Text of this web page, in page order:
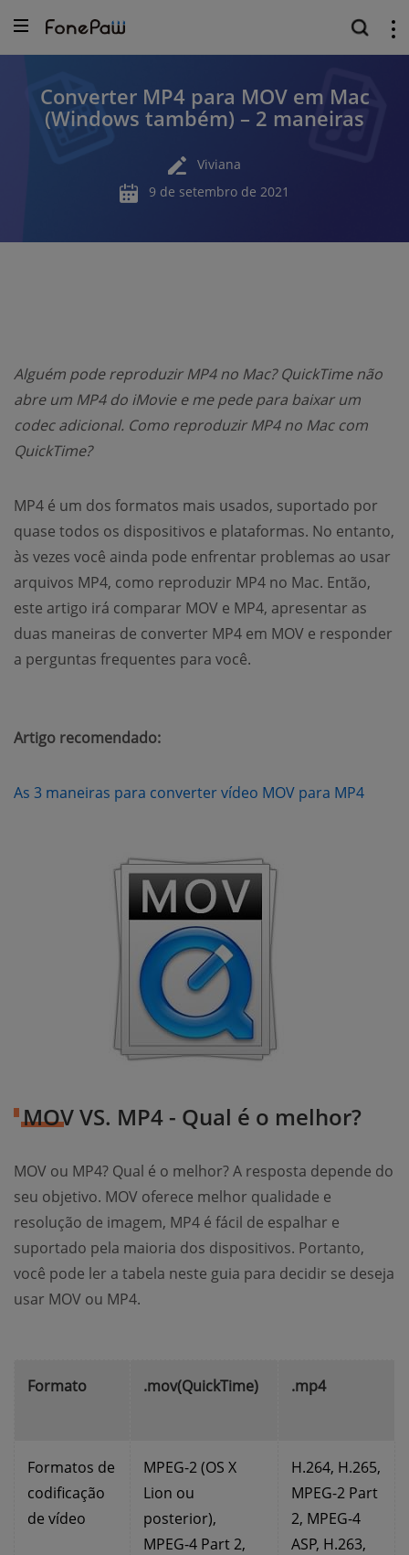
Converter MP4 para MOV em Mac
(Windows também) – 2 maneiras
Viviana
9 de setembro de 2021
Alguém pode reproduzir MP4 no Mac? QuickTime não
abre um MP4 do iMovie e me pede para baixar um
codec adicional. Como reproduzir MP4 no Mac com
QuickTime?
MP4 é um dos formatos mais usados, suportado por
quase todos os dispositivos e plataformas. No entanto,
às vezes você ainda pode enfrentar problemas ao usar
arquivos MP4, como reproduzir MP4 no Mac. Então,
este artigo irá comparar MOV e MP4, apresentar as
duas maneiras de converter MP4 em MOV e responder
a perguntas frequentes para você.
Artigo recomendado:
As 3 maneiras para converter vídeo MOV para MP4
MOV VS. MP4 - Qual é o melhor?
MOV ou MP4? Qual é o melhor? A resposta depende do
seu objetivo. MOV oferece melhor qualidade e
resolução de imagem, MP4 é fácil de espalhar e
suportado pela maioria dos dispositivos. Portanto,
você pode ler a tabela neste guia para decidir se deseja
usar MOV ou MP4.
Formato .mov(QuickTime) .mp4
Formatos de
codificação
de vídeo
MPEG-2 (OS X
Lion ou
posterior),
MPEG-4 Part 2,
H.264, H.265,
MPEG-2 Part
2, MPEG-4
ASP, H.263,